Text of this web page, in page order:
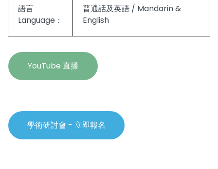
語言
Language：
普通話及英語 / Mandarin &
English
YouTube 直播
學術研討會 - 立即報名